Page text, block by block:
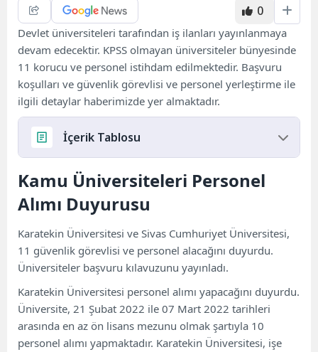
0
Devlet üniversiteleri tarafından iş ilanları yayınlanmaya
devam edecektir. KPSS olmayan üniversiteler bünyesinde
11 korucu ve personel istihdam edilmektedir. Başvuru
koşulları ve güvenlik görevlisi ve personel yerleştirme ile
ilgili detaylar haberimizde yer almaktadır.
İçerik Tablosu
Kamu Üniversiteleri Personel Alımı Duyurusu
pozisyonlar;
Sivas Cumhuriyet Üniversitesi Personel Alımı
İçin Gerekli Başvuru Koşulları
Kamu Üniversiteleri Personel
Alımı Duyurusu
Karatekin Üniversitesi ve Sivas Cumhuriyet Üniversitesi,
11 güvenlik görevlisi ve personel alacağını duyurdu.
Üniversiteler başvuru kılavuzunu yayınladı.
Karatekin Üniversitesi personel alımı yapacağını duyurdu.
Üniversite, 21 Şubat 2022 ile 07 Mart 2022 tarihleri ​​
arasında en az ön lisans mezunu olmak şartıyla 10
personel alımı yapmaktadır. Karatekin Üniversitesi, işe